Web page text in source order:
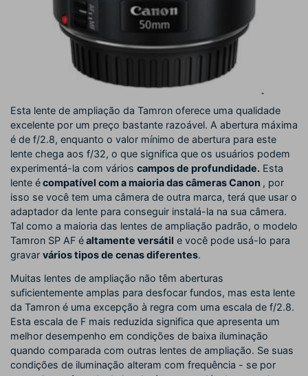
Esta lente de ampliação da Tamron oferece uma qualidade
excelente por um preço bastante razoável. A abertura máxima
é de f/2.8, enquanto o valor mínimo de abertura para este
lente chega aos f/32, o que significa que os usuários podem
experimentá-la com vários campos de profundidade. Esta
lente écompatível com a maioria das câmeras Canon , por
isso se você tem uma câmera de outra marca, terá que usar o
adaptador da lente para conseguir instalá-la na sua câmera.
Tal como a maioria das lentes de ampliação padrão, o modelo
Tamron SP AF éaltamente versátil e você pode usá-lo para
gravar vários tipos de cenas diferentes.
Muitas lentes de ampliação não têm aberturas
suficientemente amplas para desfocar fundos, mas esta lente
da Tamron é uma excepção à regra com uma escala de f/2.8.
Esta escala de F mais reduzida significa que apresenta um
melhor desempenho em condições de baixa iluminação
quando comparada com outras lentes de ampliação. Se suas
condições de iluminação alteram com frequência - se por